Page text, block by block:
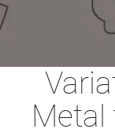
Metal